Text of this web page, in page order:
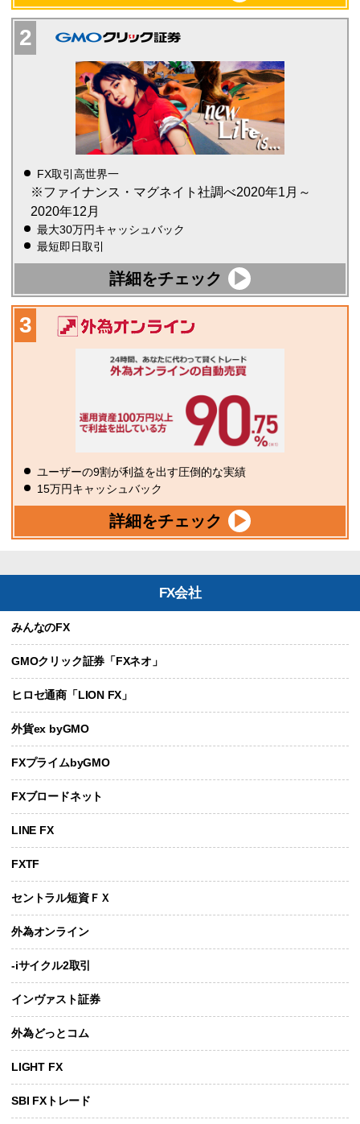
FX取引高世界一
※ファイナンス・マグネイト社調べ2020年1月～
2020年12月
最大30万円キャッシュバック
最短即日取引
詳細をチェック
ユーザーの9割が利益を出す圧倒的な実績
15万円キャッシュバック
詳細をチェック
FX会社
みんなのFX
GMOクリック証券「FXネオ」
ヒロセ通商「LION FX」
外貨ex byGMO
FXプライムbyGMO
FXブロードネット
LINE FX
FXTF
セントラル短資ＦＸ
外為オンライン
-iサイクル2取引
インヴァスト証券
外為どっとコム
LIGHT FX
SBI FXトレード